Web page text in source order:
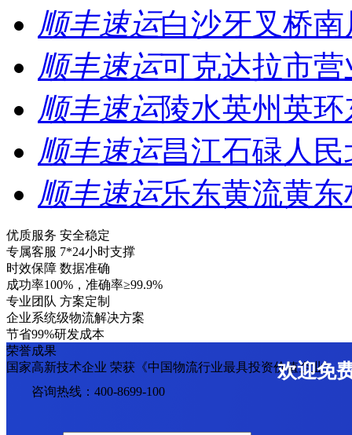
顺丰速运白沙牙叉桥
顺丰速运可克达拉市营
顺丰速运陵水英州英
顺丰速运昌江石碌人
顺丰速运乐东黄流黄
优质服务 安全稳定
专属客服 7*24小时支撑
时效保障 数据准确
成功率100%，准确率≥99.9%
专业团队 方案定制
企业系统级物流解决方案
节省99%研发成本
荣誉成果
国家高新技术企业 荣获《中国物流行业最具投资价值企业》
欢迎免
咨询热线：400-8699-100